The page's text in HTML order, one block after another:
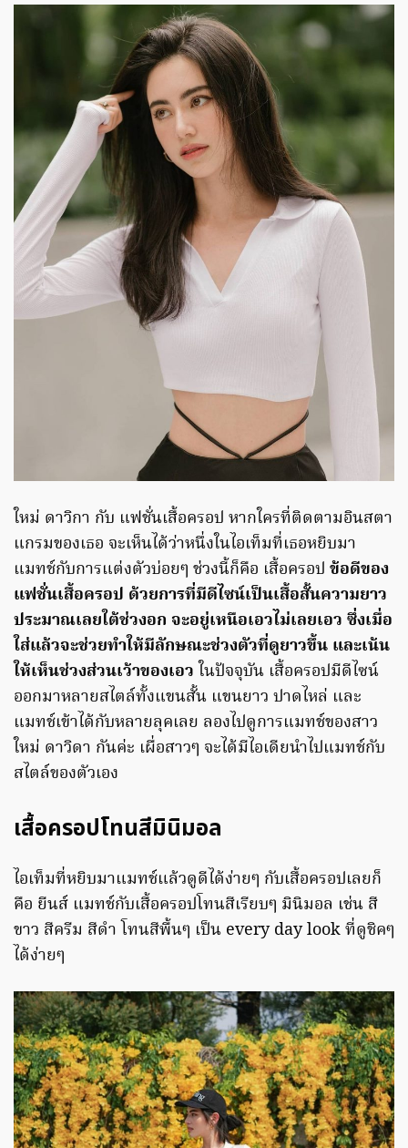
ใหม่ ดาวิกา กับ แฟชั่นเสื้อครอป หากใครที่ติดตามอินสตา
แกรมของเธอ จะเห็นได้ว่าหนึ่งในไอเท็มที่เธอหยิบมา
แมทช์กับการแต่งตัวบ่อยๆ ช่วงนี้ก็คือ เสื้อครอป ข้อดีของ
แฟชั่นเสื้อครอป ด้วยการที่มีดีไซน์เป็นเสื้อสั้นความยาว
ประมาณเลยใต้ช่วงอก จะอยู่เหนือเอวไม่เลยเอว ซึ่งเมื่อ
ใส่แล้วจะช่วยทำให้มีลักษณะช่วงตัวที่ดูยาวขึ้น และเน้น
ให้เห็นช่วงส่วนเว้าของเอว ในปัจจุบัน เสื้อครอปมีดีไซน์
ออกมาหลายสไตล์ทั้งแขนสั้น แขนยาว ปาดไหล่ และ
แมทช์เข้าได้กับหลายลุคเลย ลองไปดูการแมทช์ของสาว
ใหม่ ดาวิดา กันค่ะ เผื่อสาวๆ จะได้มีไอเดียนำไปแมทช์กับ
สไตล์ของตัวเอง
เสื้อครอปโทนสีมินิมอล
ไอเท็มที่หยิบมาแมทช์แล้วดูดีได้ง่ายๆ กับเสื้อครอปเลยก็
คือ ยีนส์ แมทช์กับเสื้อครอปโทนสีเรียบๆ มินิมอล เช่น สี
ขาว สีครีม สีดำ โทนสีพื้นๆ เป็น every day look ที่ดูชิคๆ
ได้ง่ายๆ